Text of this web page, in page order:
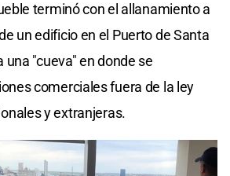
terminó con el allanamiento a
un edificio en el Puerto de Santa
una "cueva" en donde se
comerciales fuera de la ley
y extranjeras.